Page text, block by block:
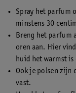
Spray het parfum
minstens 30
Breng het parfum
oren aan. Hier
huid het warmst
Ook je polsen zijn
vast.